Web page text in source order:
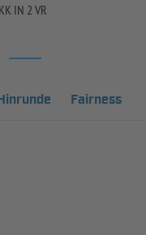
IN 2 VR
Fairness